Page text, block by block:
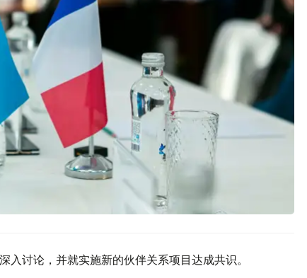
讨论，并就实施新的伙伴关系项目达成共识。